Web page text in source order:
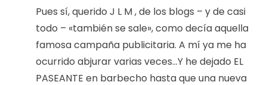
Pues sí, querido J L M , de los blogs – y de casi
todo – «también se sale», como decía aquella
famosa campaña publicitaria. A mí ya me ha
ocurrido abjurar varias veces…Y he dejado EL
PASEANTE en barbecho hasta que una nueva